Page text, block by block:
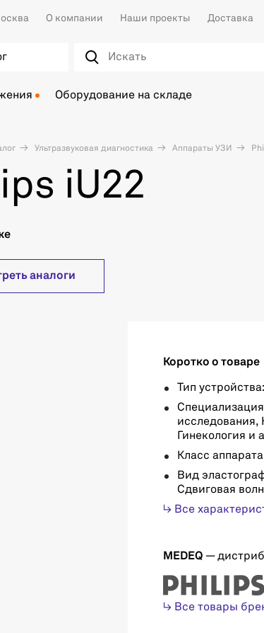
О компании Наши проекты Доставка
Оборудование на складе
Ультразвуковая диагностика Аппараты УЗИ
iU22
аналоги
Коротко о товаре
Тип
исследования,
Гинекология и
Класс
Вид
Сдвиговая
↳ Все
MEDEQ —
↳ Все товары